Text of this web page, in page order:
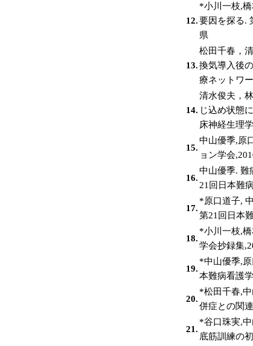
12.
*小川一枝,
要因を探る.
県
13.
松田千春，
換気導入後
療ネットワ
14.
清水俊夫，
じ込め状態
床神経生理
15.
中山優季,原
ョン学会
16.
中山優季.
21回日本難
17.
*原口道子,
第21回日本
18.
*小川一枝,
学会抄録集
19.
*中山優季,
本難病看護
20.
*松田千春,
併症との関
21.
*谷口珠実,
底筋訓練の